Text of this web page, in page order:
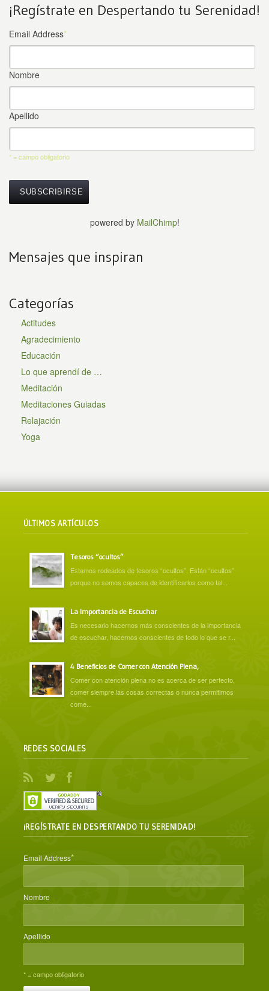
¡Regístrate en Despertando tu Serenidad!
Email Address*
Nombre
Apellido
* = campo obligatorio
powered by MailChimp!
Mensajes que inspiran
Categorías
Actitudes
Agradecimiento
Educación
Lo que aprendí de …
Meditación
Meditaciones Guiadas
Relajación
Yoga
ÚLTIMOS ARTÍCULOS
Tesoros “ocultos”
Estamos rodeados de tesoros “ocultos”. Están “ocultos”
porque no somos capaces de identificarlos como tal...
La Importancia de Escuchar
Es necesario hacernos más conscientes de la importancia
de escuchar, hacernos conscientes de todo lo que se r...
4 Beneficios de Comer con Atención Plena,
Comer con atención plena no es acerca de ser perfecto,
comer siempre las cosas correctas o nunca permitirnos
come...
REDES SOCIALES
¡REGÍSTRATE EN DESPERTANDO TU SERENIDAD!
Email Address*
Nombre
Apellido
* = campo obligatorio